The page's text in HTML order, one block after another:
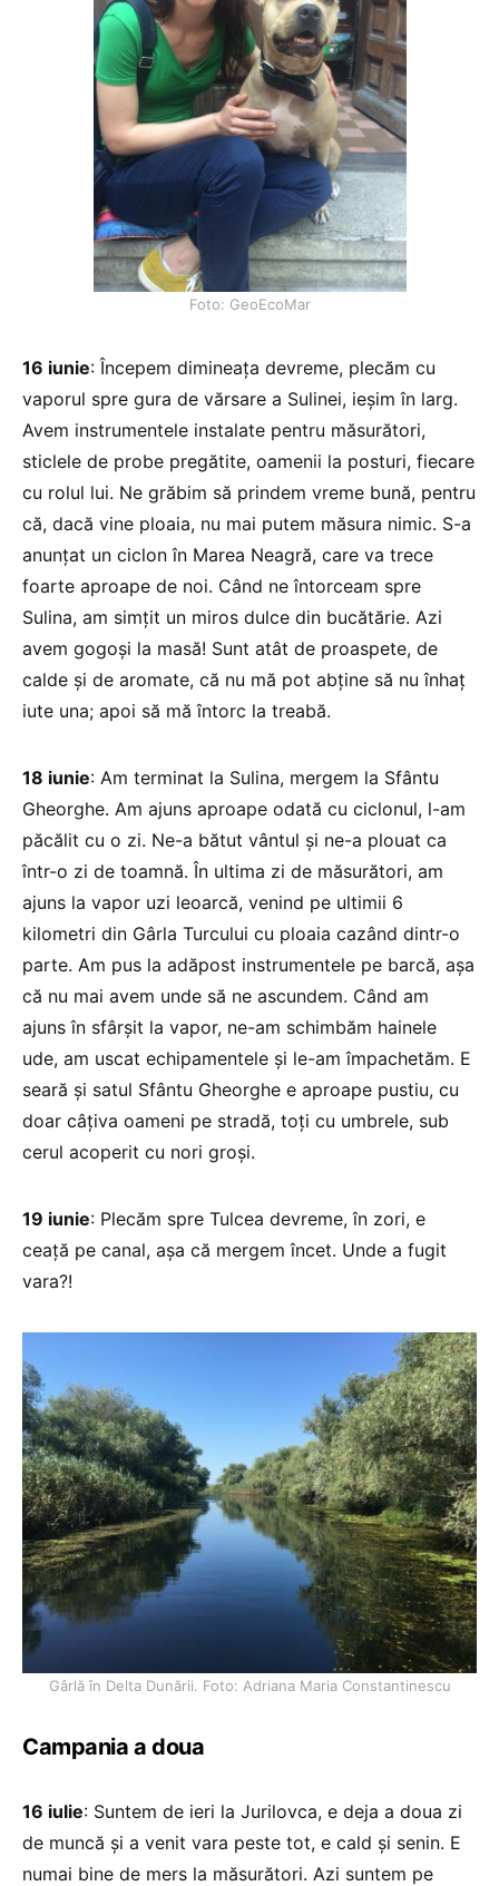
Foto: GeoEcoMar
16 iunie: Începem dimineața devreme, plecăm cu
vaporul spre gura de vărsare a Sulinei, ieșim în larg.
Avem instrumentele instalate pentru măsurători,
sticlele de probe pregătite, oamenii la posturi, fiecare
cu rolul lui. Ne grăbim să prindem vreme bună, pentru
că, dacă vine ploaia, nu mai putem măsura nimic. S-a
anunţat un ciclon în Marea Neagră, care va trece
foarte aproape de noi. Când ne întorceam spre
Sulina, am simțit un miros dulce din bucătărie. Azi
avem gogoși la masă! Sunt atât de proaspete, de
calde și de aromate, că nu mă pot abţine să nu înhaţ
iute una; apoi să mă întorc la treabă.
18 iunie: Am terminat la Sulina, mergem la Sfântu
Gheorghe. Am ajuns aproape odată cu ciclonul, l-am
păcălit cu o zi. Ne-a bătut vântul și ne-a plouat ca
într-o zi de toamnă. În ultima zi de măsurători, am
ajuns la vapor uzi leoarcă, venind pe ultimii 6
kilometri din Gârla Turcului cu ploaia cazând dintr-o
parte. Am pus la adăpost instrumentele pe barcă, așa
că nu mai avem unde să ne ascundem. Când am
ajuns în sfârșit la vapor, ne-am schimbăm hainele
ude, am uscat echipamentele și le-am împachetăm. E
seară și satul Sfântu Gheorghe e aproape pustiu, cu
doar câțiva oameni pe stradă, toți cu umbrele, sub
cerul acoperit cu nori groși.
19 iunie: Plecăm spre Tulcea devreme, în zori, e
ceață pe canal, așa că mergem încet. Unde a fugit
vara?!
Gârlă în Delta Dunării. Foto: Adriana Maria Constantinescu
Campania a doua
16 iulie: Suntem de ieri la Jurilovca, e deja a doua zi
de muncă și a venit vara peste tot, e cald şi senin. E
numai bine de mers la măsurători. Azi suntem pe